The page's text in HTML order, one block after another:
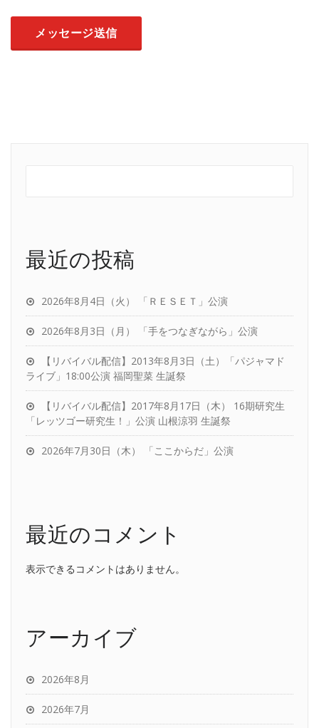
最近の投稿
2026年8月4日（火） 「ＲＥＳＥＴ」公演
2026年8月3日（月） 「手をつなぎながら」公演
【リバイバル配信】2013年8月3日（土）「パジャマド
ライブ」18:00公演 福岡聖菜 生誕祭
【リバイバル配信】2017年8月17日（木） 16期研究生
「レッツゴー研究生！」公演 山根涼羽 生誕祭
2026年7月30日（木） 「ここからだ」公演
最近のコメント
表示できるコメントはありません。
アーカイブ
2026年8月
2026年7月